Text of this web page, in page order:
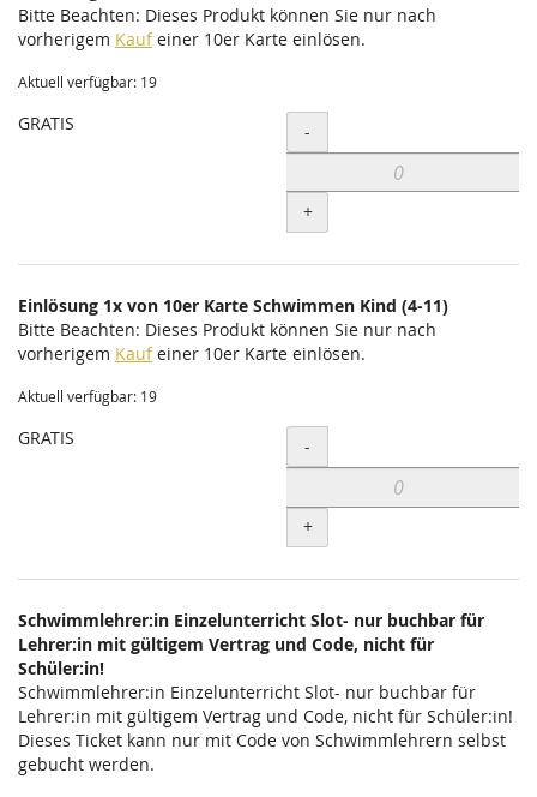
Bitte Beachten: Dieses Produkt können Sie nur nach
vorherigem Kaufeiner 10er Karte einlösen.
Aktuell verfügbar: 19
GRATIS Menge
-
+
Einlösung 1x von 10er Karte Schwimmen Kind (4-11)
Bitte Beachten: Dieses Produkt können Sie nur nach
vorherigem Kaufeiner 10er Karte einlösen.
Aktuell verfügbar: 19
GRATIS Menge
-
+
Schwimmlehrer:in Einzelunterricht Slot- nur buchbar für
Lehrer:in mit gültigem Vertrag und Code, nicht für
Schüler:in!
Schwimmlehrer:in Einzelunterricht Slot- nur buchbar für
Lehrer:in mit gültigem Vertrag und Code, nicht für Schüler:in!
Dieses Ticket kann nur mit Code von Schwimmlehrern selbst
gebucht werden.